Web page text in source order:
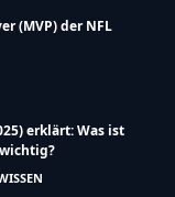
(MVP) der NFL
erklärt: Was ist